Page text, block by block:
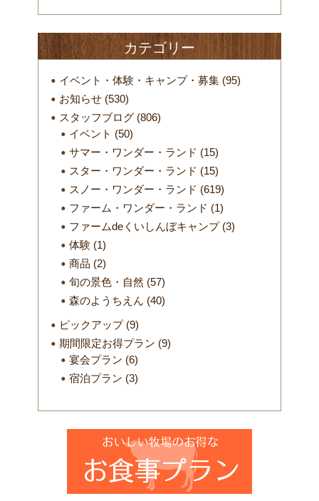
カテゴリー
イベント・体験・キャンプ・募集(95)
お知らせ(530)
スタッフブログ(806)
イベント (50)
サマー・ワンダー・ランド (15)
スター・ワンダー・ランド (15)
スノー・ワンダー・ランド (619)
ファーム・ワンダー・ランド (1)
ファームdeくいしんぼキャンプ(3)
体験 (1)
商品 (2)
旬の景色・自然 (57)
森のようちえん (40)
ピックアップ(9)
期間限定お得プラン (9)
宴会プラン (6)
宿泊プラン (3)